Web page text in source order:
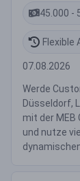
45.000 -
Flexible
07.08.2026
Werde
Düsseldorf,
mit der MEB
und nutze